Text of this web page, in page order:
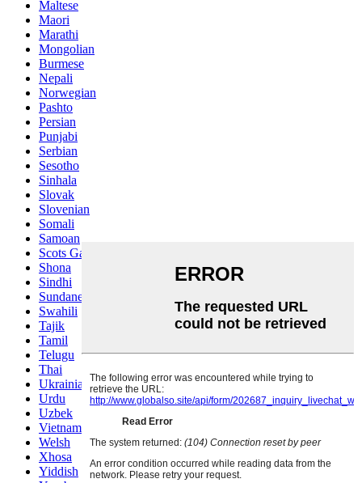
Maltese
Maori
Marathi
Mongolian
Burmese
Nepali
Norwegian
Pashto
Persian
Punjabi
Serbian
Sesotho
Sinhala
Slovak
Slovenian
Somali
Samoan
Scots Gaelic
Shona
Sindhi
Sundanese
Swahili
Tajik
Tamil
Telugu
Thai
Ukrainian
Urdu
Uzbek
Vietnamese
Welsh
Xhosa
Yiddish